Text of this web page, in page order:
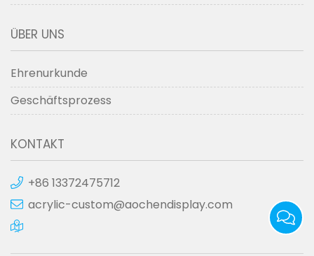
ÜBER UNS
Ehrenurkunde
Geschäftsprozess
KONTAKT
+86 13372475712
acrylic-custom@aochendisplay.com